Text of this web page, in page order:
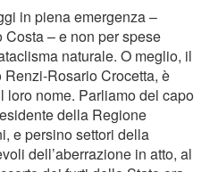
in piena emergenza –
– e non per spese
naturale. O meglio, il
Rosario Crocetta, è
loro nome. Parliamo del capo
della Regione
e persino settori della
dell’aberrazione in atto, al